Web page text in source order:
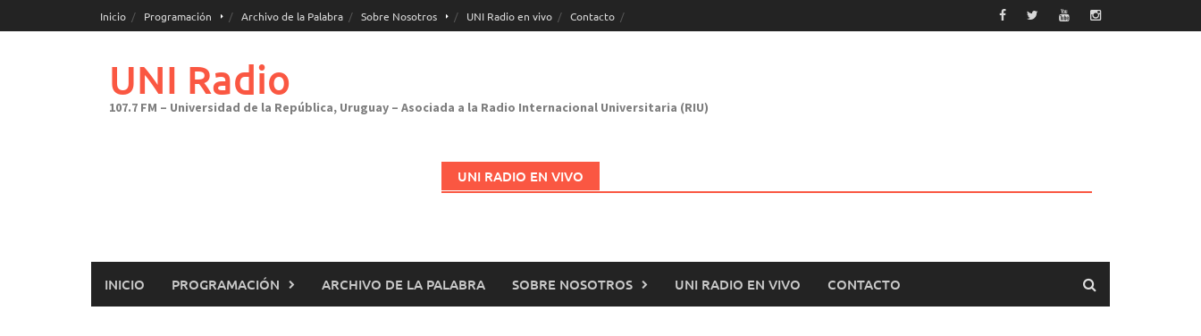
al
Inicio Programación Archivo de la Palabra Sobre Nosotros UNI Radio en vivo Contacto
UNI Radio
107.7 FM – Universidad de la República, Uruguay – Asociada a la Radio Internacional Universitaria (RIU)
UNI RADIO EN VIVO
INICIO PROGRAMACIÓN ARCHIVO DE LA PALABRA SOBRE NOSOTROS UNI RADIO EN VIVO CONTACTO